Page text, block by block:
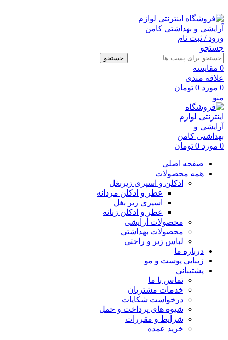
ورود / ثبت نام
جستجو
جستجو
0 مقايسه
علاقه مندی
0 مورد 0 تومان
منو
0 مورد 0 تومان
صفحه اصلی
همه محصولات
ادکلن و اسپری زیربغل
عطر و ادکلن مردانه
اسپری زیر بغل
عطر و ادکلن زنانه
محصولات آرایشی
محصولات بهداشتی
لباس زیر و راحتی
درباره ما
زیبایی پوست و مو
پشتیبانی
تماس با ما
خدمات مشتریان
درخواست شکایات
شیوه های پرداخت و حمل
شرایط و مقررات
خرید عمده